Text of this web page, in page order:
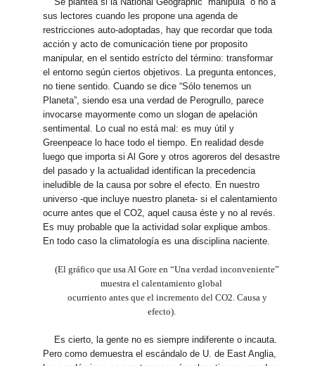
sus lectores cuando les propone una agenda de
restricciones auto-adoptadas, hay que recordar que toda
acción y acto de comunicación tiene por proposito
manipular, en el sentido estrícto del término: transformar
el entorno según ciertos objetivos. La pregunta entonces,
no tiene sentido. Cuando se dice “Sólo tenemos un
Planeta”, siendo esa una verdad de Perogrullo, parece
invocarse mayormente como un slogan de apelación
sentimental. Lo cual no está mal: es muy útil y
Greenpeace lo hace todo el tiempo. En realidad desde
luego que importa si Al Gore y otros agoreros del desastre
del pasado y la actualidad identifican la precedencia
ineludible de la causa por sobre el efecto. En nuestro
universo -que incluye nuestro planeta- si el calentamiento
ocurre antes que el CO2, aquel causa éste y no al revés.
Es muy probable que la actividad solar explique ambos.
En todo caso la climatología es una disciplina naciente.
(El gráfico que usa Al Gore en “Una verdad inconveniente”
muestra el calentamiento global
ocurriento antes que el incremento del CO2. Causa y
efecto).
Es cierto, la gente no es siempre indiferente o incauta.
Pero como demuestra el escándalo de U. de East Anglia,